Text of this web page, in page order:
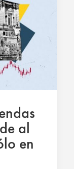
al
en